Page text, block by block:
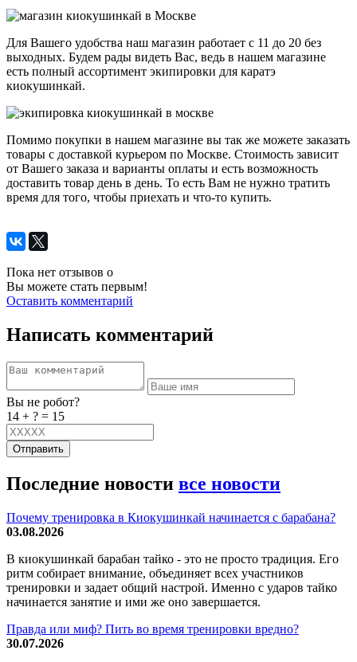
Для Вашего удобства наш магазин работает с 11 до 20 без
выходных. Будем рады видеть Вас, ведь в нашем магазине
есть полный ассортимент экипировки для каратэ
киокушинкай.
Помимо покупки в нашем магазине вы так же можете заказать
товары с доставкой курьером по Москве. Стоимость зависит
от Вашего заказа и варианты оплаты и есть возможность
доставить товар день в день. То есть Вам не нужно тратить
время для того, чтобы приехать и что-то купить.
Пока нет отзывов о
Вы можете стать первым!
Оставить комментарий
Написать комментарий
Вы не робот?
14 + ? = 15
Отправить
Последние новости все новости
Почему тренировка в Киокушинкай начинается с барабана?
03.08.2026
В киокушинкай барабан тайко - это не просто традиция. Его
ритм собирает внимание, объединяет всех участников
тренировки и задает общий настрой. Именно с ударов тайко
начинается занятие и ими же оно завершается.
Правда или миф? Пить во время тренировки вредно?
30.07.2026